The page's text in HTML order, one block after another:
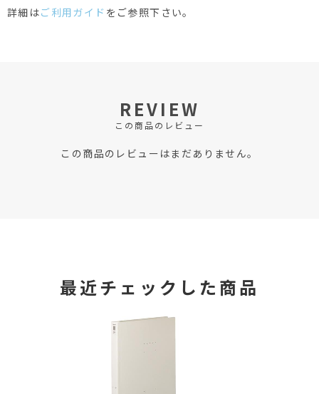
詳細はご利用ガイド をご参照下さい。
REVIEW
この商品のレビュー
この商品のレビューはまだありません。
最近チェックした商品